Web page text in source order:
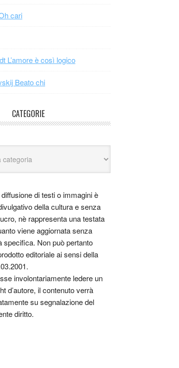
cari
L’amore è così logico
Beato chi
CATEGORIE
di testi o immagini è
della cultura e senza
nè rappresenta una testata
viene aggiornata senza
specifica. Non può pertanto
editoriale ai sensi della
involontariamente ledere un
d’autore, il contenuto verrà
su segnalazione del
diritto.